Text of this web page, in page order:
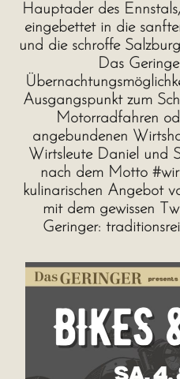
Hauptader des
eingebettet in die
und die schroffe
Das
Ausgangspunkt zum
Motorradfahren
angebundenen
Wirtsleute Daniel und
nach dem Motto
kulinarischen Angebot
mit dem gewissen
Geringer: